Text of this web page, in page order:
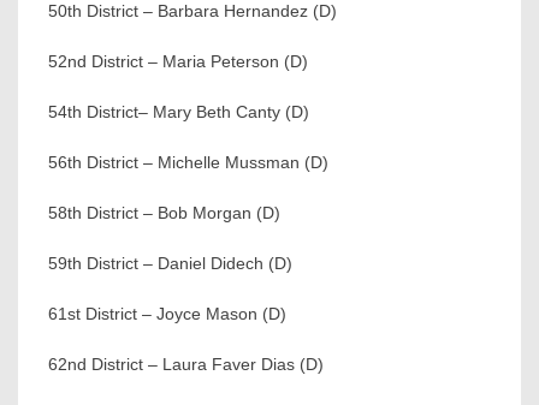
50th District – Barbara Hernandez (D)
52nd District – Maria Peterson (D)
54th District– Mary Beth Canty (D)
56th District – Michelle Mussman (D)
58th District – Bob Morgan (D)
59th District – Daniel Didech (D)
61st District – Joyce Mason (D)
62nd District – Laura Faver Dias (D)